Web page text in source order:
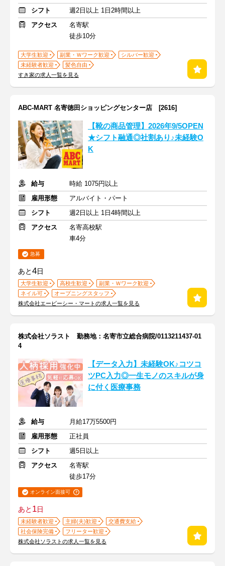
シフト
週2日以上 1日2時間以上
アクセス
名寄駅
徒歩10分
大学生歓迎 副業・Ｗワーク歓迎
シルバー歓迎
未経験者歓迎
髪色自由
すき家の求人一覧を見る
ABC-MART 名寄徳田ショッピングセンター店 [2616]
【靴の商品管理】2026年9/5OPEN
★シフト融通◎社割あり♪未経験O
K
給与
時給 1075円以上
雇用形態
アルバイト・パート
シフト
週2日以上 1日4時間以上
アクセス
名寄高校駅
車4分
急募
あと4日
大学生歓迎 高校生歓迎
副業・Ｗワーク歓迎
ネイル可
オープニングスタッフ
株式会社エービーシー・マートの求人一覧を見る
株式会社ソラスト 勤務地：名寄市立総合病院/0113211437-01
4
【データ入力】未経験OK♪コツコ
ツPC入力◎一生モノのスキルが身
に付く医療事務
給与
月給17万5500円
雇用形態
正社員
シフト
週5日以上
アクセス
名寄駅
徒歩17分
オンライン面接可
あと 1日
未経験者歓迎 主婦(夫)歓迎
交通費支給
社会保険完備
フリーター歓迎
株式会社ソラストの求人一覧を見る